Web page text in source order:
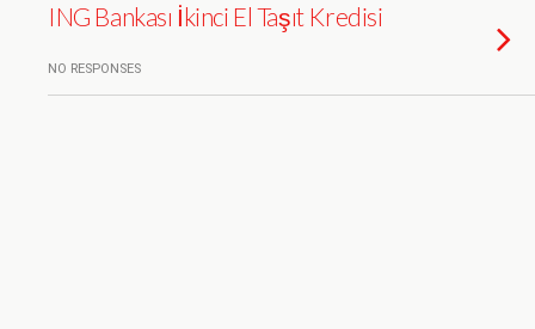
ING Bankası İkinci El Taşıt Kredisi
NO RESPONSES